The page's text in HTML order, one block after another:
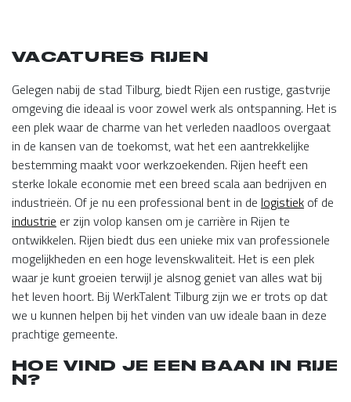
VACATURES RIJEN
Gelegen nabij de stad Tilburg, biedt Rijen een rustige, gastvrije
omgeving die ideaal is voor zowel werk als ontspanning. Het is
een plek waar de charme van het verleden naadloos overgaat
in de kansen van de toekomst, wat het een aantrekkelijke
bestemming maakt voor werkzoekenden. Rijen heeft een
sterke lokale economie met een breed scala aan bedrijven en
industrieën. Of je nu een professional bent in de logistiek of de
industrie er zijn volop kansen om je carrière in Rijen te
ontwikkelen. Rijen biedt dus een unieke mix van professionele
mogelijkheden en een hoge levenskwaliteit. Het is een plek
waar je kunt groeien terwijl je alsnog geniet van alles wat bij
het leven hoort. Bij WerkTalent Tilburg zijn we er trots op dat
we u kunnen helpen bij het vinden van uw ideale baan in deze
prachtige gemeente.
HOE VIND JE EEN BAAN IN RIJE
N?